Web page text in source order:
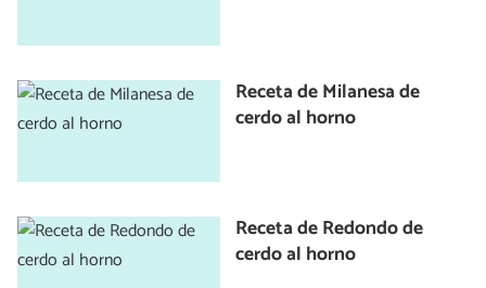
Receta de Milanesa de
cerdo al horno
Receta de Redondo de
cerdo al horno